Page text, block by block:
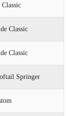
Classic
Classic
Springer